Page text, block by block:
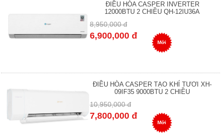
ĐIỀU HÒA CASPER INVERTER
12000BTU 2 CHIỀU QH-12IU36A
8,950,000 đ
6,900,000 đ
Mới
ĐIỀU HÒA CASPER TẠO KHÍ TƯƠI XH-
09IF35 9000BTU 2 CHIỀU
10,950,000 đ
7,800,000 đ
Mới